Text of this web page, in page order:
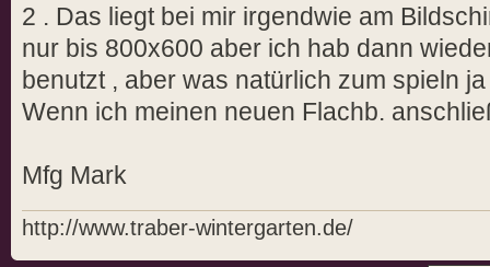
2 . Das liegt bei mir irgendwie am
nur bis 800x600 aber ich hab dann
benutzt , aber was natürlich zum spieln
Wenn ich meinen neuen Flachb.
Mfg Mark
http://www.traber-wintergarten.de/